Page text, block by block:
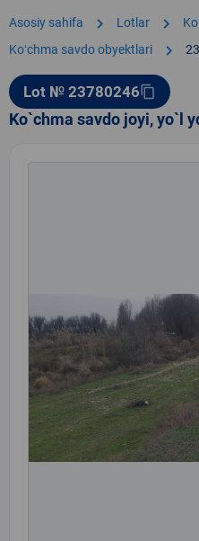
Asosiy sahifa chevron_right Lotlar chevron_right
Koʻchma savdo obyektlari chevron_right
Lot № 23780246content_copy
Ko`chma savdo joyi, yo`l